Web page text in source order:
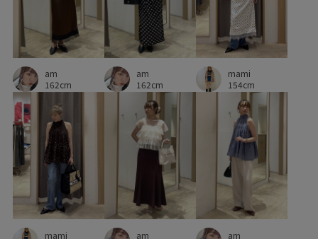
シャーリング シンプル ジャケット スエード
スカート スタイルアップ ストラップ
ストレスフリー スラックス センタープレス
チャンキーヒール チョコ デイリー使い
デニム合わせ トレンド ニュアンスカラー
パンツにもスカートにも フェイクスエード
フェイクレザー フェミニン フレアデニム
ブレスレット ベルト ベーシック ペプラム
am
162cm
am
162cm
mami
154cm
mami
am
am